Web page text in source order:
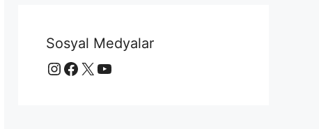
Sosyal Medyalar
Instagram Facebook X YouTube